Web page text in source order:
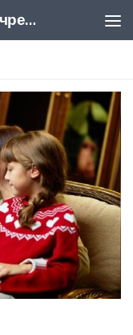
Муниципальное бюджетное учреждение культуры "Центральная библиотека муниципального образования Привольненское сельское поселение Каневского района"